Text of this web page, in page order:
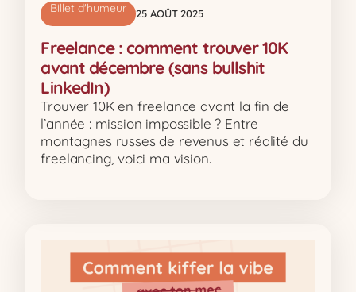
Billet d'humeur 25 AOÛT 2025
Freelance : comment trouver 10K
avant décembre (sans bullshit
LinkedIn)
Trouver 10K en freelance avant la fin de
l’année : mission impossible ? Entre
montagnes russes de revenus et réalité du
freelancing, voici ma vision.